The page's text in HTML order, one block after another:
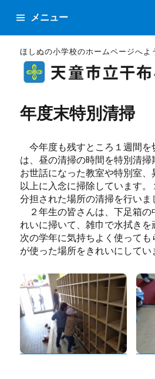
ほしぬの小学校のホームページへよ
メニュー
年度末特別清掃
今年度も残すところ１週間を
は、昼の清掃の時間を特別清
お世話になった教室や特別室、
以上に入念に掃除しています。
分担された場所の清掃を行いま
２年生の皆さんは、下足箱の
れいに掃いて、雑巾で水拭きを
次の学年に気持ちよく使って
が使った場所をきれいにしてい